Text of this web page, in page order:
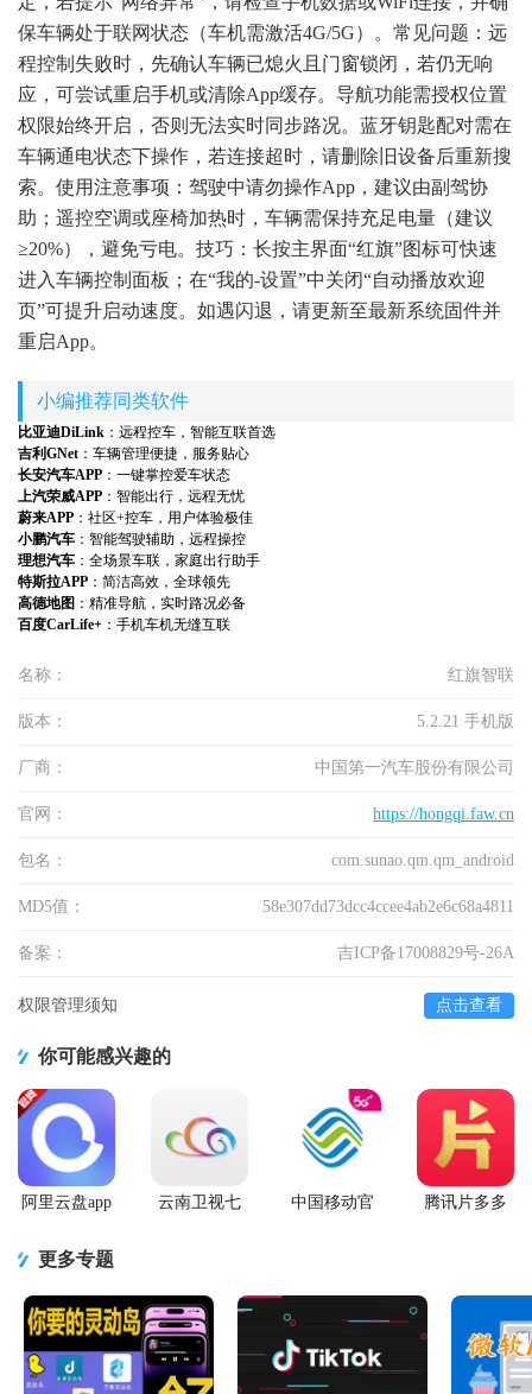
保车辆处于联网状态（车机需激活4G/5G）。常见问题：远
程控制失败时，先确认车辆已熄火且门窗锁闭，若仍无响
应，可尝试重启手机或清除App缓存。导航功能需授权位置
权限始终开启，否则无法实时同步路况。蓝牙钥匙配对需在
车辆通电状态下操作，若连接超时，请删除旧设备后重新搜
索。使用注意事项：驾驶中请勿操作App，建议由副驾协
助；遥控空调或座椅加热时，车辆需保持充足电量（建议
≥20%），避免亏电。技巧：长按主界面“红旗”图标可快速
进入车辆控制面板；在“我的-设置”中关闭“自动播放欢迎
页”可提升启动速度。如遇闪退，请更新至最新系统固件并
重启App。
小编推荐同类软件
比亚迪DiLink ：远程控车，智能互联首选
吉利GNet ：车辆管理便捷，服务贴心
长安汽车APP ：一键掌控爱车状态
上汽荣威APP ：智能出行，远程无忧
蔚来APP ：社区+控车，用户体验极佳
小鹏汽车 ：智能驾驶辅助，远程操控
理想汽车 ：全场景车联，家庭出行助手
特斯拉APP ：简洁高效，全球领先
高德地图 ：精准导航，实时路况必备
百度CarLife+ ：手机车机无缝互联
名称： 红旗智联
版本： 5.2.21 手机版
厂商： 中国第一汽车股份有限公司
官网： https://hongqi.faw.cn
包名： com.sunao.qm.qm_android
MD5值： 58e307dd73dcc4ccee4ab2e6c68a4811
备案： 吉ICP备17008829号-26A
权限管理须知 点击查看
你可能感兴趣的
阿里云盘app
云南卫视七
中国移动官
腾讯片多多
更多专题